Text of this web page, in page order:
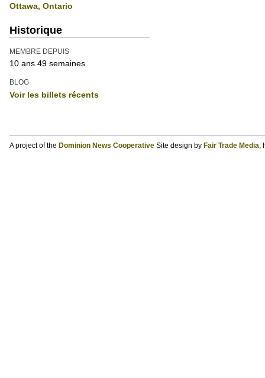
Ottawa, Ontario
Historique
MEMBRE DEPUIS
10 ans 49 semaines
BLOG
Voir les billets récents
A project of the Dominion News CooperativeSite design by Fair Trade Media